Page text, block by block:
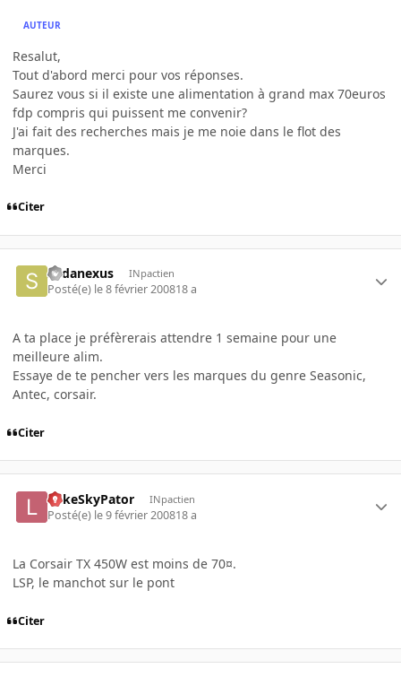
AUTEUR
Resalut,
Tout d'abord merci pour vos réponses.
Saurez vous si il existe une alimentation à grand max 70euros
fdp compris qui puissent me convenir?
J'ai fait des recherches mais je me noie dans le flot des
marques.
Merci
Citer
sodanexus INpactien
Posté(e) le 8 février 200818 a
A ta place je préfèrerais attendre 1 semaine pour une
meilleure alim.
Essaye de te pencher vers les marques du genre Seasonic,
Antec, corsair.
Citer
LukeSkyPator INpactien
Posté(e) le 9 février 200818 a
La Corsair TX 450W est moins de 70¤.
LSP, le manchot sur le pont
Citer